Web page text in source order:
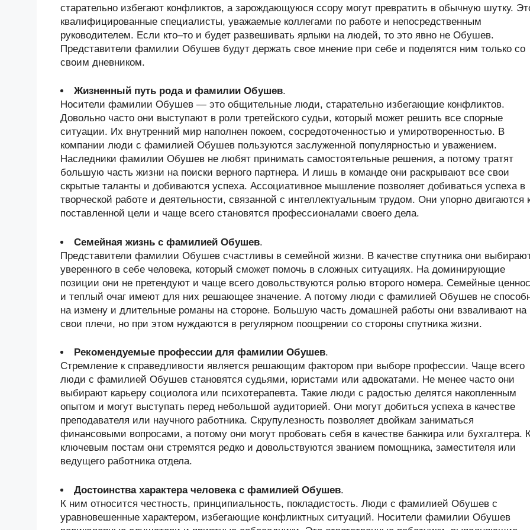
старательно избегают конфликтов, а зарождающуюся ссору могут превратить в обычную шутку.
квалифицированные специалисты, уважаемые коллегами по работе и непосредственным
руководителем. Если кто–то и будет развешивать ярлыки на людей, то это явно не Обушев.
Представители фамилии Обушев будут держать свое мнение при себе и поделятся ним только со
своим дневником.
Жизненный путь рода и фамилии Обушев.
Носители фамилии Обушев — это общительные люди, старательно избегающие конфликтов.
Довольно часто они выступают в роли третейского судьи, который может решить все спорные
ситуации. Их внутренний мир наполнен покоем, сосредоточенностью и умиротворенностью. В
компании люди с фамилией Обушев пользуются заслуженной популярностью и уважением.
Наследники фамилии Обушев не любят принимать самостоятельные решения, а потому тратят
большую часть жизни на поиски верного партнера. И лишь в команде они раскрывают все свои
скрытые таланты и добиваются успеха. Ассоциативное мышление позволяет добиваться успеха в
творческой работе и деятельности, связанной с интеллектуальным трудом. Они упорно двигаются
поставленной цели и чаще всего становятся профессионалами своего дела.
Семейная жизнь с фамилией Обушев.
Представители фамилии Обушев счастливы в семейной жизни. В качестве спутника они
уверенного в себе человека, который сможет помочь в сложных ситуациях. На доминирующие
позиции они не претендуют и чаще всего довольствуются ролью второго номера. Семейные
и теплый очаг имеют для них решающее значение. А потому люди с фамилией Обушев не
на измену и длительные романы на стороне. Большую часть домашней работы они взваливают на
свои плечи, но при этом нуждаются в регулярном поощрении со стороны спутника жизни.
Рекомендуемые профессии для фамилии Обушев.
Стремление к справедливости является решающим фактором при выборе профессии. Чаще всего
люди с фамилией Обушев становятся судьями, юристами или адвокатами. Не менее часто они
выбирают карьеру социолога или психотерапевта. Такие люди с радостью делятся накопленным
опытом и могут выступать перед небольшой аудиторией. Они могут добиться успеха в качестве
преподавателя или научного работника. Скрупулезность позволяет двойкам заниматься
финансовыми вопросами, а потому они могут пробовать себя в качестве банкира или бухгалтера.
ключевым постам они стремятся редко и довольствуются званием помощника, заместителя или
ведущего работника отдела.
Достоинства характера человека с фамилией Обушев.
К ним относится честность, принципиальность, покладистость. Люди с фамилией Обушев с
уравновешенные характером, избегающие конфликтных ситуаций. Носители фамилии Обушев